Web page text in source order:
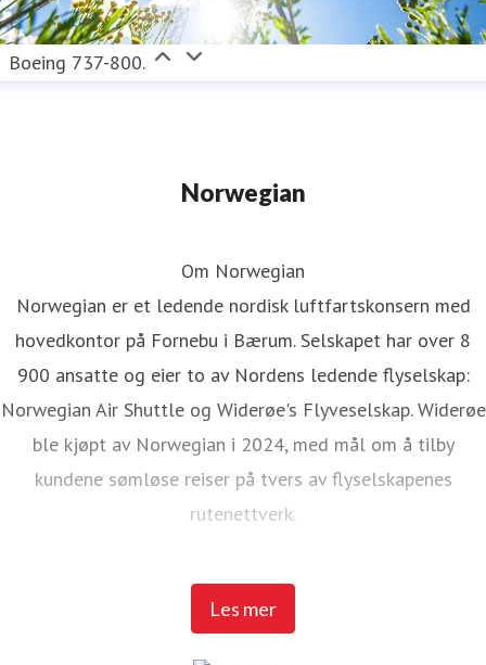
Boeing 737-800.
Norwegian
Les mer
Om Norwegian
Norwegian er et ledende nordisk luftfartskonsern med
hovedkontor på Fornebu i Bærum. Selskapet har over 8
900 ansatte og eier to av Nordens ledende flyselskap:
Norwegian Air Shuttle og Widerøe's Flyveselskap. Widerøe
ble kjøpt av Norwegian i 2024, med mål om å tilby
kundene sømløse reiser på tvers av flyselskapenes
rutenettverk.
Norwegian Air Shuttle har rundt 5 200 ansatte og tilbyr et
omfattende rutenett som knytter de nordiske landene til